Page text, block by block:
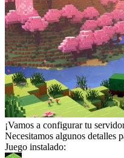
¡Vamos a configurar tu
Necesitamos algunos detalles
Juego instalado: